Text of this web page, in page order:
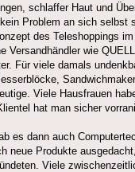
schlaffer Haut und
Problem an sich
des Teleshoppings
Versandhändler wie
Für viele damals
Viele Hausfrauen
hat man sicher
es dann auch
neue Produkte
Viele